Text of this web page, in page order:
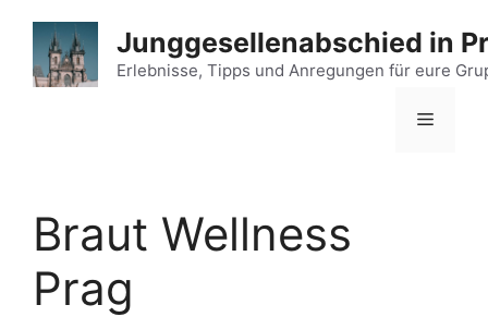
Inhalt
springen
Junggesellenabschied in
Erlebnisse, Tipps und Anregungen für eure
Menü
Braut Wellness
Prag